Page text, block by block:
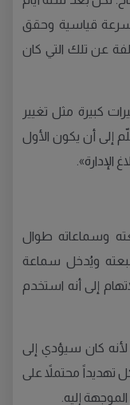
بسرعة قياسية وحقق
عن تلك التي كان
كبيرة مثل تغيير
إلى أن يكون الأول
وسماعاته طوال
ويُدخل سماعة
إلى أنه استخدم
لأنه كان سيؤدي إلى
تهديداً محتملاً على
إليه.